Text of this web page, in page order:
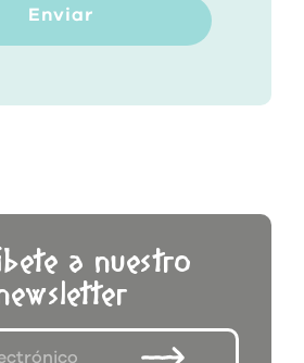
Enviar
a nuestro